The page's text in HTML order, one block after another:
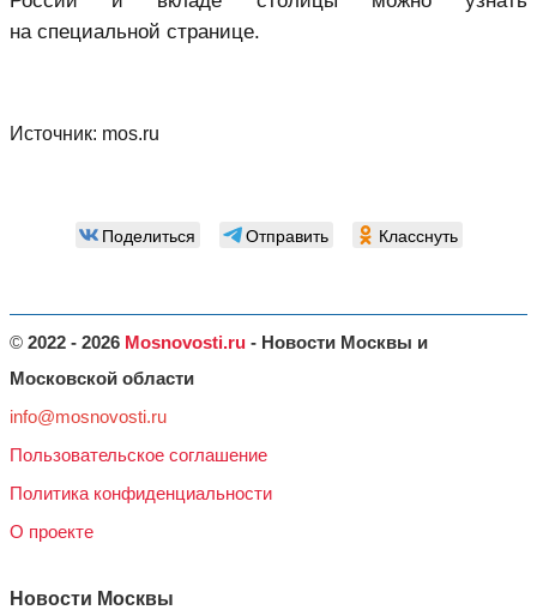
на специальной странице.
Источник: mos.ru
Поделиться Отправить Класснуть
© 2022 - 2026 Mosnovosti.ru - Новости Москвы и
Московской области
info@mosnovosti.ru
Пользовательское соглашение
Политика конфиденциальности
О проекте
Новости Москвы